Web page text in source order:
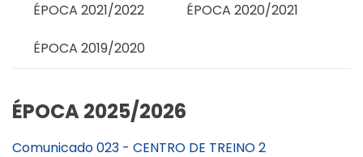
ÉPOCA 2021/2022 ÉPOCA 2020/2021
ÉPOCA 2019/2020
ÉPOCA 2025/2026
Comunicado 023 - CENTRO DE TREINO 2